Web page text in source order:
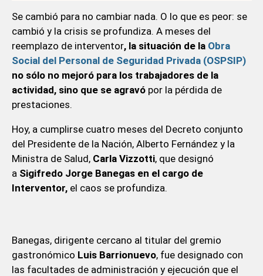
Se cambió para no cambiar nada. O lo que es peor: se
cambió y la crisis se profundiza. A meses del
reemplazo de interventor, la situación de laObra
Social del Personal de Seguridad Privada (OSPSIP)
no sólo no mejoró para los trabajadores de la
actividad, sino que se agravópor la pérdida de
prestaciones.
Hoy, a cumplirse cuatro meses del Decreto conjunto
del Presidente de la Nación, Alberto Fernández y la
Ministra de Salud, Carla Vizzotti, que designó
a Sigifredo Jorge Banegas en el cargo de
Interventor, el caos se profundiza.
Banegas, dirigente cercano al titular del gremio
gastronómico Luis Barrionuevo, fue designado con
las facultades de administración y ejecución que el